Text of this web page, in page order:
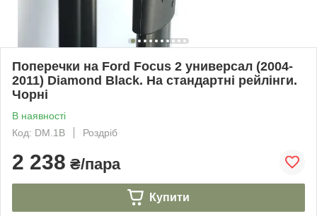
Поперечки на Ford Focus 2 универсал (2004-
2011) Diamond Black. На стандартні рейлінги.
Чорні
В наявності
Код: DM.1B
Роздріб
2 238 ₴/пара
Купити